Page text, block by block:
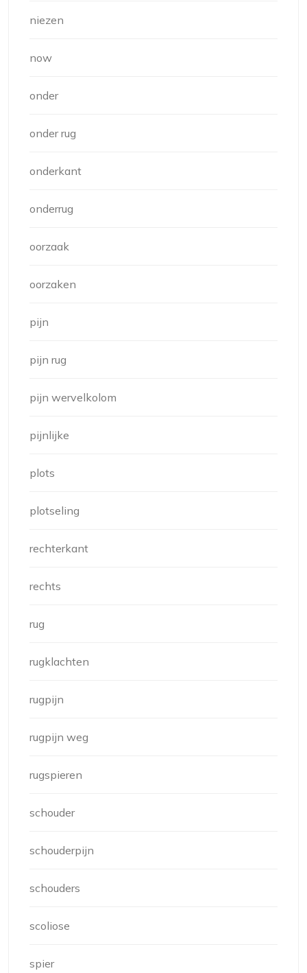
niezen
now
onder
onder rug
onderkant
onderrug
oorzaak
oorzaken
pijn
pijn rug
pijn wervelkolom
pijnlijke
plots
plotseling
rechterkant
rechts
rug
rugklachten
rugpijn
rugpijn weg
rugspieren
schouder
schouderpijn
schouders
scoliose
spier